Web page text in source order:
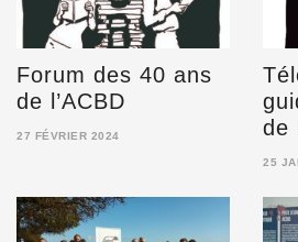
Forum des 40 ans
de l’ACBD
27 FÉVRIER 2024
de
25
2024